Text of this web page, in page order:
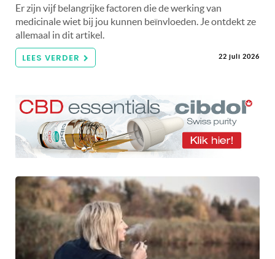
Er zijn vijf belangrijke factoren die de werking van
medicinale wiet bij jou kunnen beïnvloeden. Je ontdekt ze
allemaal in dit artikel.
LEES VERDER 22 juli 2026